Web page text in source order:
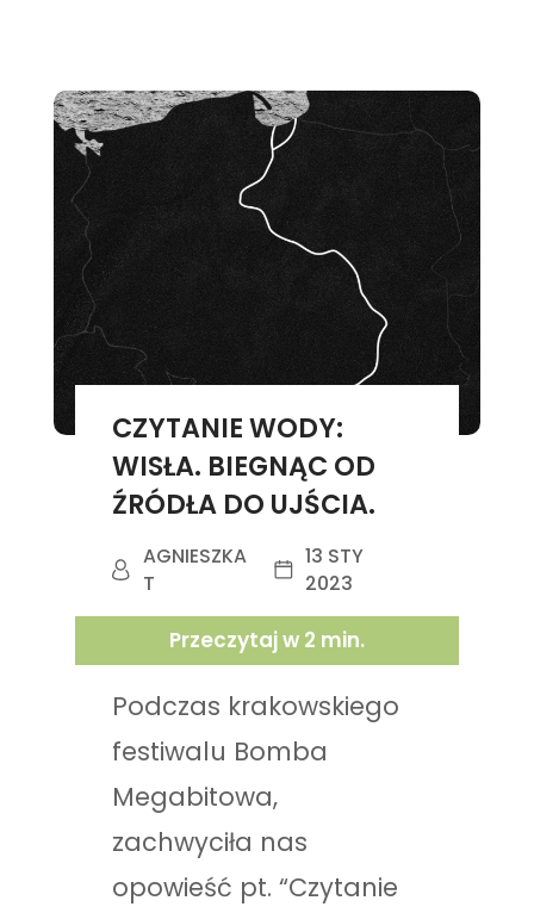
CZYTANIE WODY:
WISŁA. BIEGNĄC OD
ŹRÓDŁA DO UJŚCIA.
AGNIESZKA
T
13 STY
2023
Przeczytaj w 2 min.
Podczas krakowskiego
festiwalu Bomba
Megabitowa,
zachwyciła nas
opowieść pt. “Czytanie